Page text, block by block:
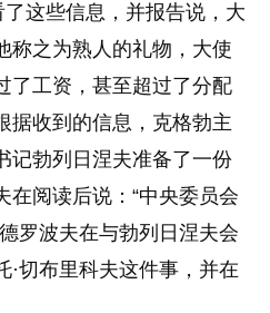
了这些信息，并报告说，大
称之为熟人的礼物，大使
了工资，甚至超过了分配
据收到的信息，克格勃主
记勃列日涅夫准备了一份
在阅读后说：“中央委员会
罗波夫在与勃列日涅夫会
·切布里科夫这件事，并在